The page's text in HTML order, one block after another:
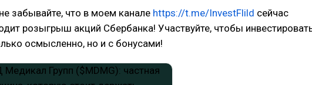
забывайте, что в моем канале https://t.me/InvestFlild сейчас
розыгрыш акций Сбербанка! Участвуйте, чтобы
осмысленно, но и с бонусами!